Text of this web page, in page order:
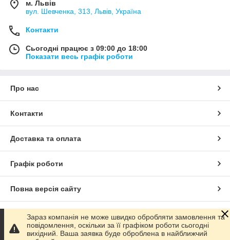
м. Львів
вул. Шевченка, 313, Львів, Україна
Контакти
Сьогодні працює з 09:00 до 18:00
Показати весь графік роботи
Про нас
Контакти
Доставка та оплата
Графік роботи
Повна версія сайту
Сайт створено на маркетплейсі Prom.ua
Зараз компанія не може швидко обробляти замовлення та
повідомлення, оскільки за її графіком роботи сьогодні
вихідний. Ваша заявка буде оброблена в найближчий